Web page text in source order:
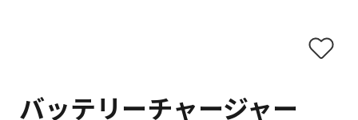
バッテリーチャージャー